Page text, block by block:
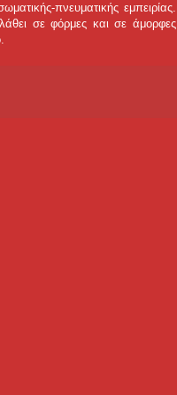
πνευματικής εμπειρίας.
σε φόρμες και σε άμορφες